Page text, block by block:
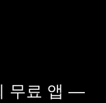
무료 앱 —